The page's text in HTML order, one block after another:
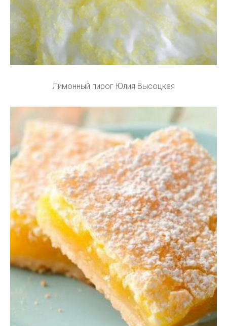
Лимонный пирог Юлия Высоцкая